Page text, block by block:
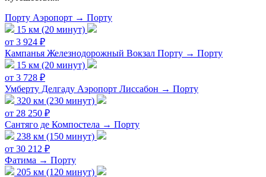
Порту Аэропорт → Порту
15 км (20 минут)
от 3 924 ₽
Кампанья Железнодорожный Вокзал Порту → Порту
15 км (20 минут)
от 3 728 ₽
Умберту Делгаду Аэропорт Лиссабон → Порту
320 км (230 минут)
от 28 250 ₽
Сантяго де Компостела → Порту
238 км (150 минут)
от 30 212 ₽
Фатима → Порту
205 км (120 минут)